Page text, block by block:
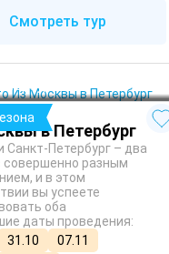
Смотреть тур
в Петербург
Санкт-Петербург – два
совершенно разным
и в этом
вы успеете
оба
даты проведения:
31.10
07.11